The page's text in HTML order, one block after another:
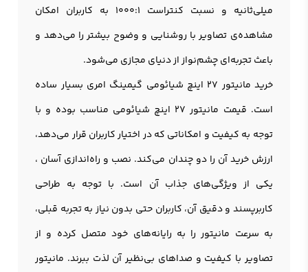
میلی‌ثانیه و نسبت کنتراست ۱۰۰۰:۱ به کاربران امکان
مشاهده‌ی تصاویر با روشنایی و وضوح بیشتر را می‌دهد و
باعث تجربه‌ای چشم‌نواز از دنیای مجازی می‌شود.
خرید مانیتور 27 اینچ شیائومی گیمینگ امری بسیار ساده
است. قیمت مانیتور 27 اینچ شیائومی مناسب بوده و با
توجه به کیفیت و امکاناتی که در اختیار کاربران قرار می‌دهد،
ارزش خرید آن را دو چندان می‌کند. نصب و راه‌اندازی آسان ،
یکی از ویژگی‌های جذاب آن است. با توجه به طراحی
کاربرپسند و دقیق آن، کاربران حتی بدون نیاز به تجربه قبلی،
به سرعت مانيتور را به رایانه‌های خود متصل کرده و از
تصاویر با کیفیت و صداهای بی‌نظیر آن لذت ببرند. مانیتور